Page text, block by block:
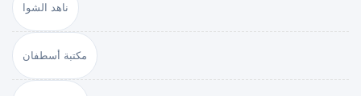
ناهد الشوا
مكتبة أسطفان